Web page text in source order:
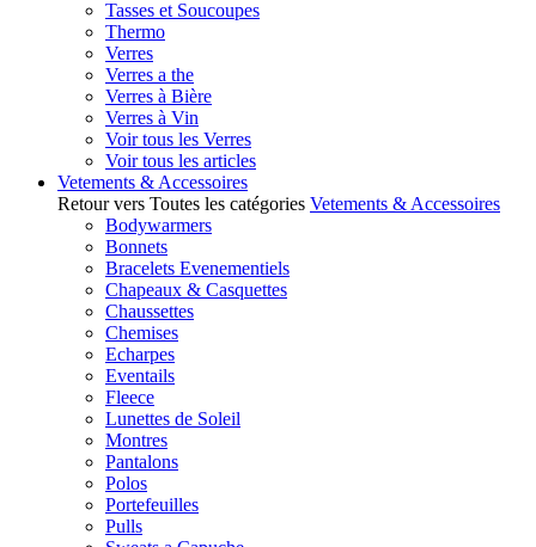
Tasses et Soucoupes
Thermo
Verres
Verres a the
Verres à Bière
Verres à Vin
Voir tous les Verres
Voir tous les articles
Vetements & Accessoires
Retour vers Toutes les catégories Vetements & Accessoires
Bodywarmers
Bonnets
Bracelets Evenementiels
Chapeaux & Casquettes
Chaussettes
Chemises
Echarpes
Eventails
Fleece
Lunettes de Soleil
Montres
Pantalons
Polos
Portefeuilles
Pulls